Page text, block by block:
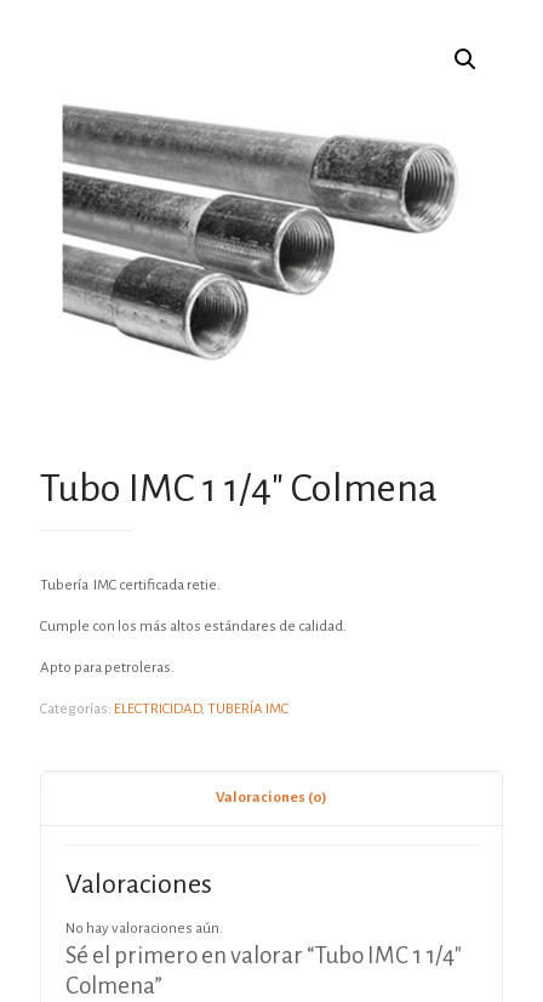
Tubo IMC 1 1/4″ Colmena
Tubería IMC certificada retie.
Cumple con los más altos estándares de calidad.
Apto para petroleras.
Categorías: ELECTRICIDAD, TUBERÍA IMC
Valoraciones (0)
Valoraciones
No hay valoraciones aún.
Sé el primero en valorar “Tubo IMC 1 1/4″
Colmena”